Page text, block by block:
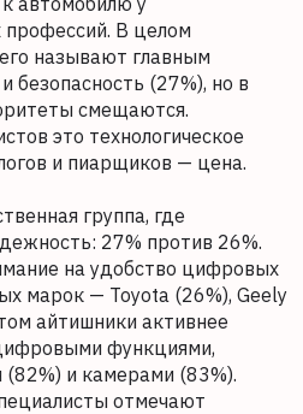
профессий. В целом
называют главным
безопасность (27%), но в
смещаются.
это технологическое
и пиарщиков — цена.
группа, где
27% против 26%.
на удобство цифровых
марок — Toyota (26%), Geely
айтишники активнее
функциями,
и камерами (83%).
отмечают